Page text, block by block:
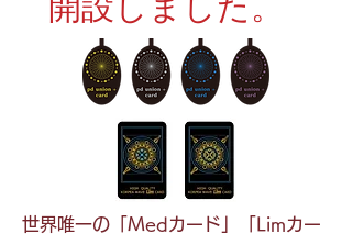
世界唯一の「Medカード」「Limカー